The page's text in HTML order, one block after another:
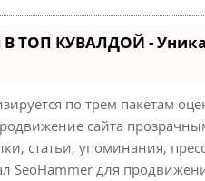
В ТОП КУВАЛДОЙ -
по трем пакетам
сайта
статьи, упоминания,
SeoHammer для